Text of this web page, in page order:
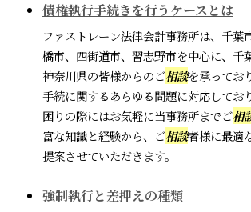
債権執行手続きを行うケースとは
ファストレーン法律会計事務所は、千葉市
橋市、四街道市、習志野市を中心に、千
神奈川県の皆様からのご相談を承ってお
手続に関するあらゆる問題に対応してお
困りの際にはお気軽に当事務所までご相
富な知識と経験から、ご相談者様に最適
提案させていただきます。
強制執行と差押えの種類